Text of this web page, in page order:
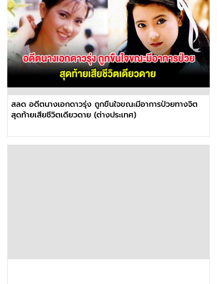
สลด อดีตนางเอกดาวรุ่ง ถูกขืนใจขณะมีอาการป่วยทางจิต
สุดท้ายเสียชีวิตเดียวดาย (ต่างประเทศ)